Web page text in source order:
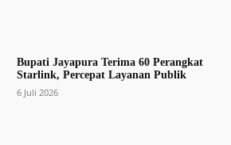
Bupati Jayapura Terima 60 Perangkat
Starlink, Percepat Layanan Publik
6 Juli 2026